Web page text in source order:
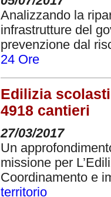
Analizzando la
infrastrutture del
prevenzione dal
24 Ore
Edilizia
4918 cantieri
27/03/2017
Un
missione per
Coordinamento e
territorio